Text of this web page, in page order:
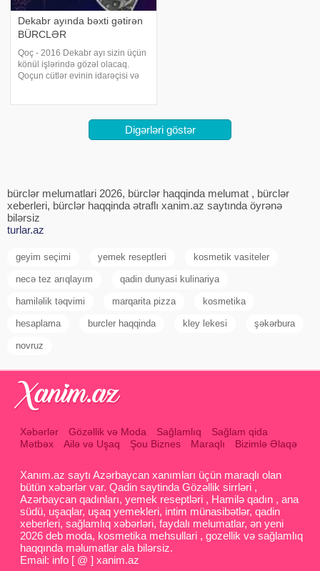
Dekabr ayında bəxti gətirən
BÜRCLƏR
Qoç - 2016 Dekabr ayı sizin üçün
könül işlərində gözəl olacaq.
Qoçun cütlər evinin idarəçisi və
olan Böyük Xeyirxah Yupiterlə
Digərləri göstər
bürclər melumatlari 2026, bürclər haqqinda melumat , bürclər
xeberleri, bürclər haqqinda ətraflı xanim.az saytında öyrənə
bilərsiz
turlar.az
geyim seçimi yemek reseptleri kosmetik vasiteler
necə tez arıqlayım qadin dunyasi kulinariya
hamiləlik təqvimi marqarita pizza kosmetika
hesaplama burcler haqqinda kley lekesi şəkərbura
novruz
Xəbərlər Gözəllik və Moda Sağlamlıq
Sağlam qida
Mətbəx
Ailə və Uşaq Şou Biznes Maraqlı Bizimlə Əlaqə
Xanım.az saytı Azərbaycan xanımları üçün maraqlı olan
bütün xəbərlər var. Qadin saytinda Gözəllik sirrləri ,
Azərbaycan qadınları, yemek reseptləri , Hamilə qadın , ana
südü, uşaqlar, uşaq yemekleri, intim münasibətlər, qadin
xeberleri, sağlamlıq xəbərləri, faydalı melumatlar, ən yeni
2026 deb moda, kosmetika mehsullari , gozellik və sağlamlıq
haqqında məlumatlar ala bilərsiz.
Email: info [ @ ] xanim.az